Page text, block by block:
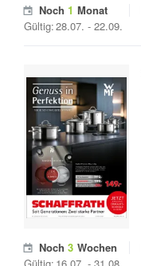
Noch 1 Monat
Gültig:28.07. - 22.09.
Noch 3 Wochen